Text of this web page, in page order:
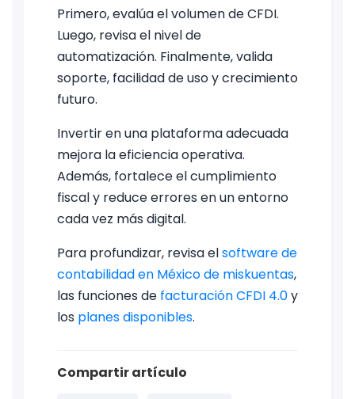
Primero, evalúa el volumen de CFDI.
Luego, revisa el nivel de
automatización. Finalmente, valida
soporte, facilidad de uso y crecimiento
futuro.
Invertir en una plataforma adecuada
mejora la eficiencia operativa.
Además, fortalece el cumplimiento
fiscal y reduce errores en un entorno
cada vez más digital.
Para profundizar, revisa elsoftware de
contabilidad en México de miskuentas,
las funciones de facturación CFDI 4.0y
los planes disponibles.
Compartir artículo